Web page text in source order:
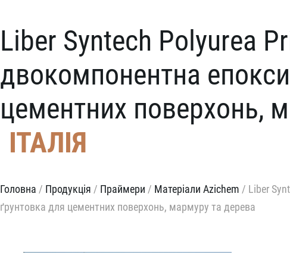
Liber Syntech Polyurea
двокомпонентна
цементних поверхонь,
ІТАЛІЯ
Головна / Продукція / Праймери / Матеріали Azichem / Liber
ґрунтовка для цементних поверхонь, мармуру та дерева